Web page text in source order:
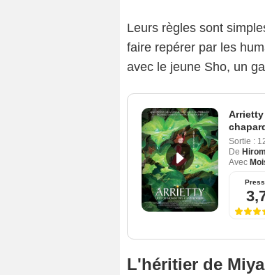
Leurs règles sont
faire repérer par les
avec le jeune Sho, un
Sortie :
De
Avec
L'héritier de